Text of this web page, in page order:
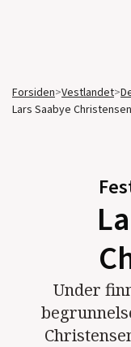
Forsiden>Vestlandet>
Lars Saabye Christensen
Under